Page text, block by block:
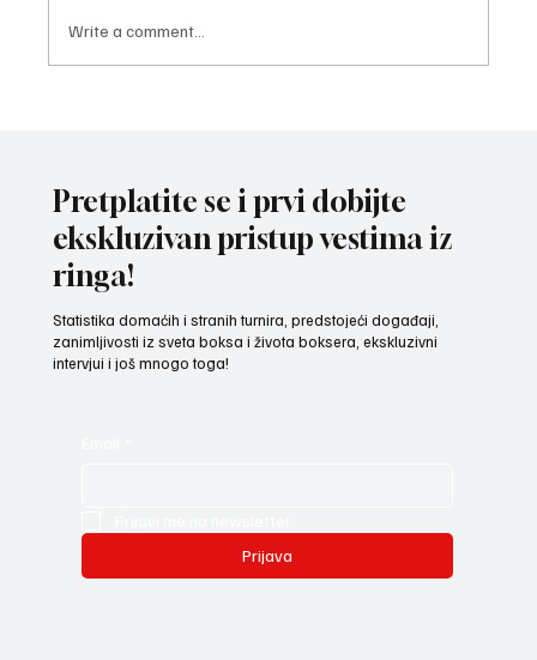
Write a comment...
Pretplatite se i prvi dobijte
ekskluzivan pristup vestima iz
ringa!
Statistika domaćih i stranih turnira, predstojeći događaji,
zanimljivosti iz sveta boksa i života boksera, ekskluzivni
intervjui i još mnogo toga!
Prijava